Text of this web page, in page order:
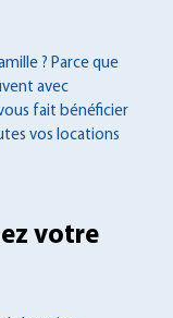
? Parce que
avec
fait bénéficier
vos locations
votre